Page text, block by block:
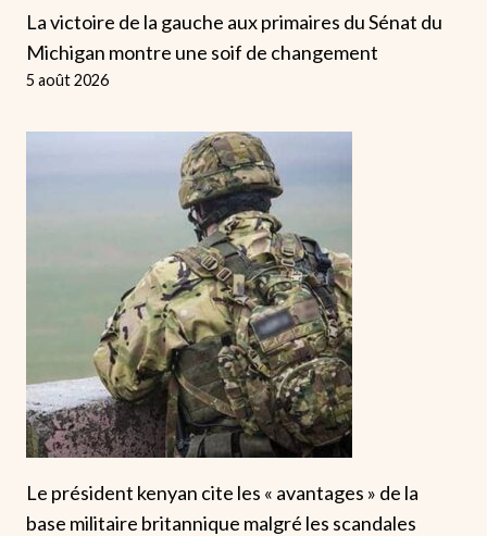
La victoire de la gauche aux primaires du Sénat du
Michigan montre une soif de changement
5 août 2026
Le président kenyan cite les « avantages » de la
base militaire britannique malgré les scandales